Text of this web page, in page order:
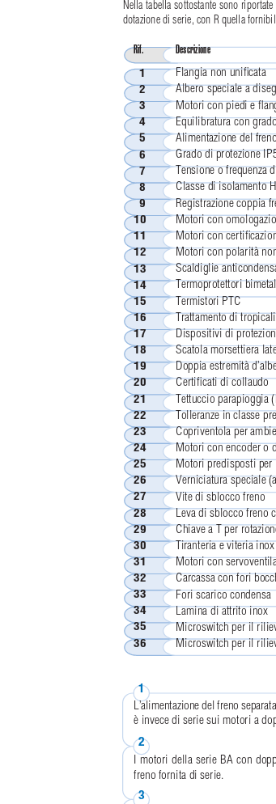
Nella tabella sottostante sono
dotazione di serie, con R quella
1
2
3
1
2
3
4
5
6
7
8
9
10
11
12
13
14
15
16
17
18
19
20
21
22
34
23
24
25
26
27
28
29
30
31
32
33
35
36
Flangia non uniﬁcata
Albero speciale a
Motori con piedi e
Equilibratura con
Alimentazione del
Grado di protezione
Tensione o frequenza
Classe di isolamento H
Registrazione coppia
Motori con
Motori con
Motori con polarità
Scaldiglie
Termoprotettori
Termistori PTC
Trattamento di
Dispositivi di
Scatola morsettiera
Doppia estremità
Certiﬁcati di collaudo
Tettuccio parapioggia
Tolleranze in classe
Copriventola per
Motori con encoder o
Motori predisposti per
Verniciatura speciale
Vite di sblocco freno
Leva di sblocco freno
Chiave a T per
Tiranteria e viteria inox
Motori con
Carcassa con fori
Fori scarico condensa
Lamina di attrito inox
Microswitch per il
Microswitch per il
Rif. Descrizione
L’alimentazione del freno
è invece di serie sui motori a
I motori della serie BA con
freno fornita di serie.